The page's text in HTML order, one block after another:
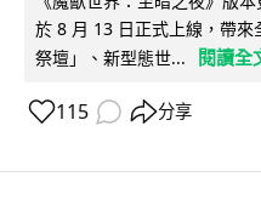
於 8 月 13 日正式上線，帶
祭壇」、新型態世...
閱讀全
115 分享